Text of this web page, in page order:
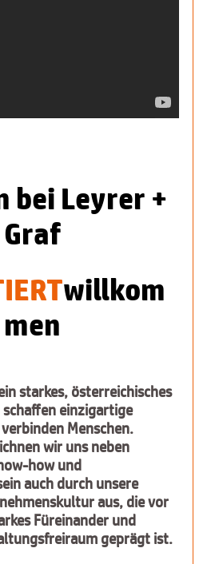
bei Leyrer +
Graf
willkom
men
starkes, österreichisches
einzigartige
Menschen.
wir uns neben
how und
auch durch unsere
aus, die vor
Füreinander und
geprägt ist.